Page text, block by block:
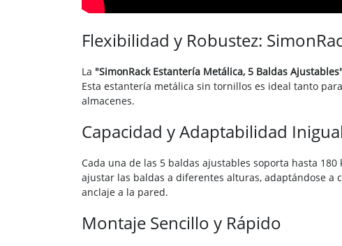
Flexibilidad y Robustez:
La "SimonRack Estantería Metálica, 5 Baldas
Esta estantería metálica sin tornillos es ideal tanto
almacenes.
Capacidad y Adaptabilidad
Cada una de las 5 baldas ajustables soporta hasta
ajustar las baldas a diferentes alturas, adaptándose a
anclaje a la pared.
Montaje Sencillo y Rápido